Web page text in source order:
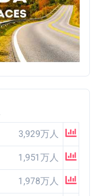
3,929万人
1,951万人
1,978万人